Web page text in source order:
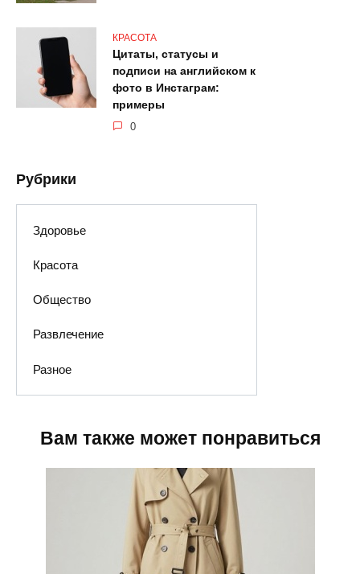
КРАСОТА
Цитаты, статусы и
подписи на английском к
фото в Инстаграм:
примеры
0
Рубрики
Здоровье
Красота
Общество
Развлечение
Разное
Вам также может понравиться